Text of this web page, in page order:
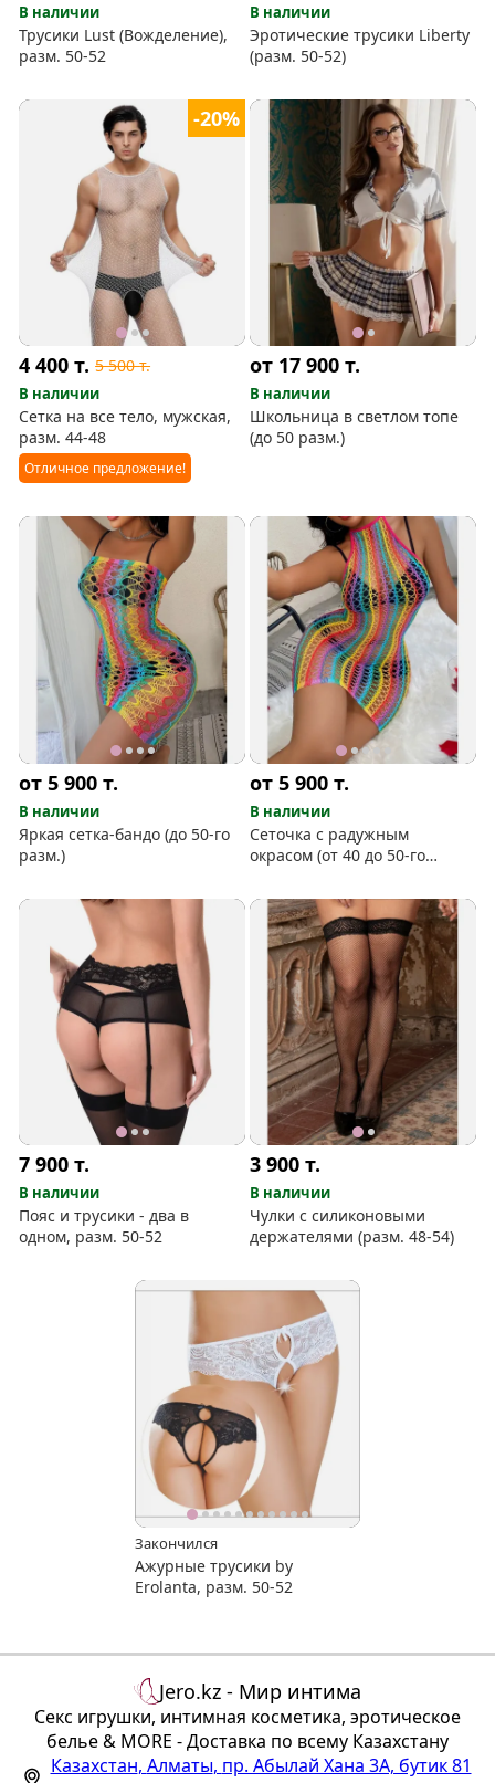
В наличии
Трусики Lust (Вожделение),
разм. 50-52
В наличии
Эротические трусики Liberty
(разм. 50-52)
-20%
4 400т. 5 500т.
В наличии
Сетка на все тело, мужская,
разм. 44-48
Отличное предложение!
от 17 900т.
В наличии
Школьница в светлом топе
(до 50 разм.)
от 5 900т.
В наличии
Яркая сетка-бандо (до 50-го
разм.)
от 5 900т.
В наличии
Сеточка с радужным
окрасом (от 40 до 50-го
7 900т.
В наличии
Пояс и трусики - два в
одном, разм. 50-52
3 900т.
В наличии
Чулки с силиконовыми
держателями (разм. 48-54)
Закончился
Ажурные трусики by
Erolanta, разм. 50-52
Jero.kz - Мир интима
Секс игрушки, интимная косметика, эротическое
белье & MORE - Доставка по всему Казахстану
Казахстан, Алматы, пр. Абылай Хана 3А, бутик 81